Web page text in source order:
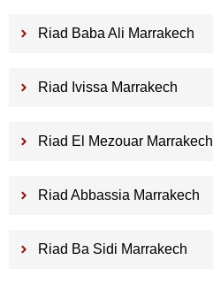
Riad Baba Ali Marrakech
Riad Ivissa Marrakech
Riad El Mezouar Marrakech
Riad Abbassia Marrakech
Riad Ba Sidi Marrakech